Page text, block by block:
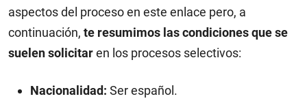
aspectos del proceso en este enlace pero, a
continuación, te resumimos las condiciones que se
suelen solicitaren los procesos selectivos:
Nacionalidad: Ser español.